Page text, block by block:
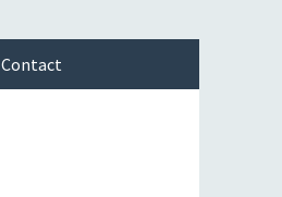
Contact